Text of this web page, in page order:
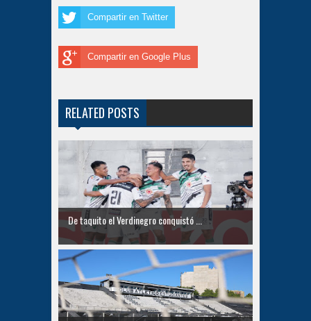
Compartir en Twitter
Compartir en Google Plus
RELATED POSTS
De taquito el Verdinegro conquistó ...